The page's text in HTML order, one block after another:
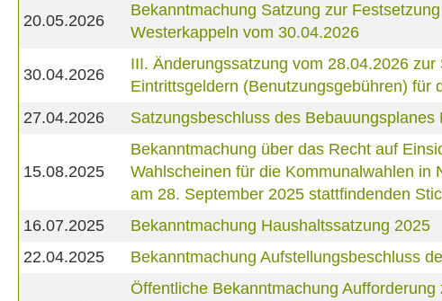
20.05.2026
Bekanntmachung Satzung zur
Westerkappeln vom 30.04.2026
30.04.2026
III. Änderungssatzung vom 28.04.2026
Eintrittsgeldern (Benutzungsgebühren) für
27.04.2026
Satzungsbeschluss des Bebauungsplanes
15.08.2025
Bekanntmachung über das Recht auf
Wahlscheinen für die Kommunalwahlen in
am 28. September 2025 stattfindenden
16.07.2025
Bekanntmachung Haushaltssatzung 2025
22.04.2025
Bekanntmachung Aufstellungsbeschluss
Öffentliche Bekanntmachung